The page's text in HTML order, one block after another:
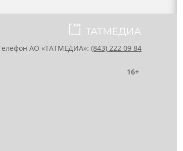
АО «ТАТМЕДИА»: (843) 222 09 84
16+